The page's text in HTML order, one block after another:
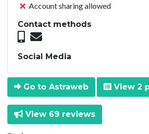
Account sharing allowed
Contact methods
Social Media
Go to Astraweb View 2
View 69 reviews